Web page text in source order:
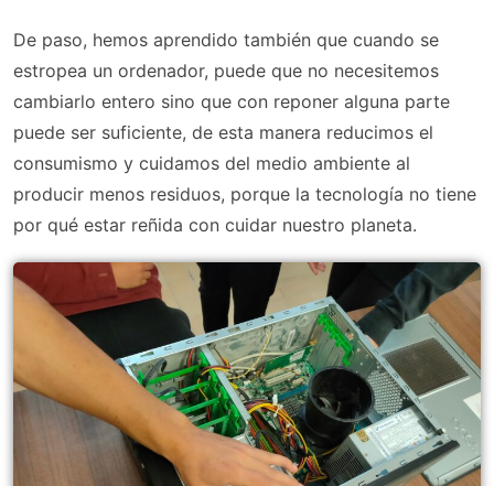
De paso, hemos aprendido también que cuando se
estropea un ordenador, puede que no necesitemos
cambiarlo entero sino que con reponer alguna parte
puede ser suficiente, de esta manera reducimos el
consumismo y cuidamos del medio ambiente al
producir menos residuos, porque la tecnología no tiene
por qué estar reñida con cuidar nuestro planeta.